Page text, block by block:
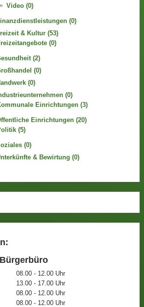
Video (0)
(0)
& Kultur (53)
(0)
(2)
(0)
(0)
(0)
Einrichtungen (3)
Einrichtungen (20)
(5)
(0)
& Bewirtung (0)
08.00 - 12.00 Uhr
13.00 - 17.00 Uhr
08.00 - 12.00 Uhr
08.00 - 12.00 Uhr